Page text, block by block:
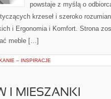
powstaje z myślą o
krzeseł i szeroko
i Ergonomia i Komfort. Strona
meble […]
– INSPIRACJE
I MIESZANKI